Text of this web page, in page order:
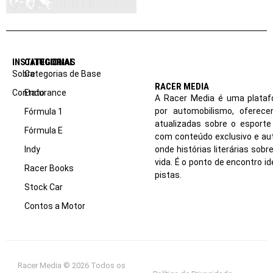
INSTITUCIONAL
Sobre
Contato
CATEGORIAS
Categorias de Base
Endurance
Fórmula 1
Fórmula E
Indy
Racer Books
Stock Car
Contos a Motor
RACER MEDIA
A Racer Media é uma
por automobilismo,
atualizadas sobre o
com conteúdo exclusivo e
onde histórias literárias
vida. É o ponto de encontro
pistas.
Racer Media © 2026 Todos os